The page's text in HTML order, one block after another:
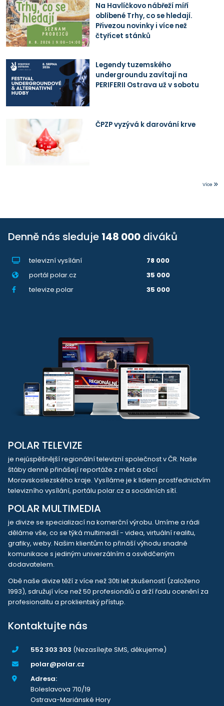
Na Havlíčkovo nábřeží míří
oblíbené Trhy, co se hledají.
Přivezou novinky i více než
čtyřicet stánků
Legendy tuzemského
undergroundu zavítají na
PERIFERII Ostrava už v sobotu
ČPZP vyzývá k darování krve
Více
Denně nás sleduje 148 000 diváků
televizní vysílání
78 000
portál polar.cz
35 000
televize.polar
35 000
POLAR TELEVIZE
je nejúspěšnější regionální televizní společnost v ČR. Naše
štáby denně přinášejí reportáže z měst a obcí
Moravskoslezského kraje. Vysíláme je k lidem prostřednictvím
televizního vysílání, portálu polar.cz a sociálních sítí.
POLAR MULTIMEDIA
je divize se specializací na komerční výrobu. Umíme a rádi
děláme vše, co se týká multimedií - videa, virtuální realitu,
grafiky, weby. Našim klientům to přináší výhodu snadné
komunikace s jediným univerzálním a osvědčeným
dodavatelem.
Obě naše divize těží z více než 30ti let zkušeností (založeno
1993), sdružují více než 50 profesionálů a drží řadu ocenění za
profesionalitu a proklientský přístup.
Kontaktujte nás
552 303 303 (Nezasílejte SMS, děkujeme)
polar@polar.cz
Adresa:
Boleslavova 710/19
Ostrava-Mariánské Hory